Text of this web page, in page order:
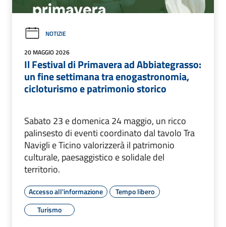
NOTIZIE
20 MAGGIO 2026
Il Festival di Primavera ad Abbiategrasso:
un fine settimana tra enogastronomia,
cicloturismo e patrimonio storico
Sabato 23 e domenica 24 maggio, un ricco
palinsesto di eventi coordinato dal tavolo Tra
Navigli e Ticino valorizzerà il patrimonio
culturale, paesaggistico e solidale del
territorio.
Accesso all'informazione
Tempo libero
Turismo